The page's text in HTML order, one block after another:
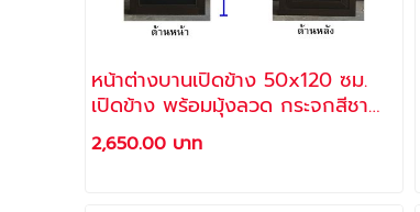
หน้าต่างบานเปิดข้าง 50x120 ซม.
เปิดข้าง พร้อมมุ้งลวด กระจกสีชาดำ
ตัดแสง เฟรมอลูมิเนียม สีชา (แถม
สกรู + พุ๊กพลาสติก สำหรับติดตั้ง) /
2,650.00 บาท